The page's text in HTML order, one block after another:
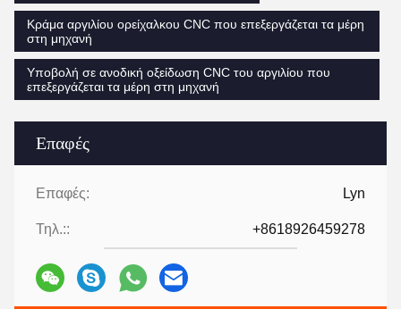
Επαφές
Επαφές: Lyn
Τηλ.:: +8618926459278
Κράμα αργιλίου ορείχαλκου CNC που επεξεργάζεται τα μέρη
στη μηχανή
Υποβολή σε ανοδική οξείδωση CNC του αργιλίου που
επεξεργάζεται τα μέρη στη μηχανή